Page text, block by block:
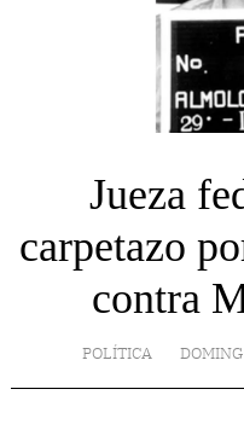
Jueza
carpetazo
contra
POLÍTICA